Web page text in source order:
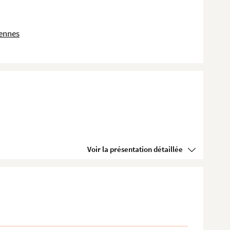
Voir la présentation détaillée